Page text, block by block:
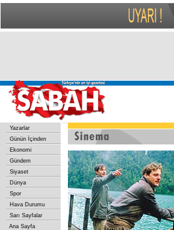
Yazarlar
Günün İçinden
Ekonomi
Gündem
Siyaset
Dünya
Spor
Hava Durumu
Sarı Sayfalar
Ana Sayfa